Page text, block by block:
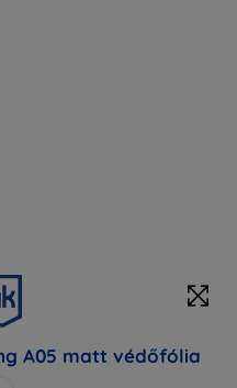
A05 matt védőfólia